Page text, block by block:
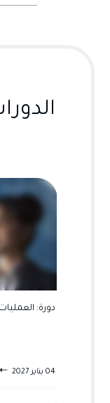
دورة: العمليات
04 يناير 2027